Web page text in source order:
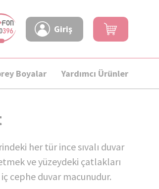
Giriş
Boyalar Yardımcı Ürünler
her tür ince sıvalı duvar
ve yüzeydeki çatlakları
cephe duvar macunudur.